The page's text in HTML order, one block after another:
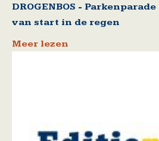
DROGENBOS -
van start in de regen
Meer lezen